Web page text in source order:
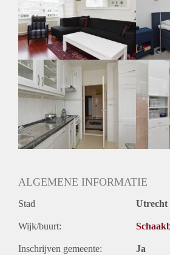
Huisgenoten: Ja
Geslacht huisgenoten: Gemengd
ALGEMENE INFORMATIE
Stad Utrecht
Wijk/buurt:
Inschrijven gemeente: Ja